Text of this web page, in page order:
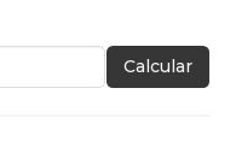
Calcular